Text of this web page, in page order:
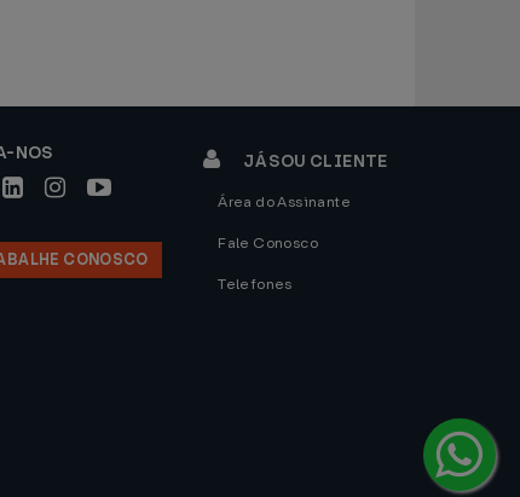
NOS
CONOSCO
JÁ SOU CLIENTE
Área do Assinante
Fale Conosco
Telefones